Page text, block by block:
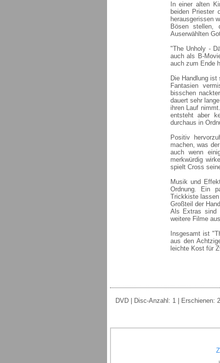
In einer alten
beiden Priester
herausgerissen
Bösen stellen,
Auserwählten
"The Unholy -
auch als B-
auch zum Ende
Die Handlung
Fantasien
bisschen
dauert sehr
ihren Lauf
entsteht aber
durchaus in
Positiv
machen, was
auch wenn
merkwürdig
spielt Cross
Musik und
Ordnung. Ein
Trickkiste
Großteil der
Als Extras sind
weitere Filme
Insgesamt ist
aus den
leichte Kost für
DVD | Disc-Anzahl: 1 | Erschienen: